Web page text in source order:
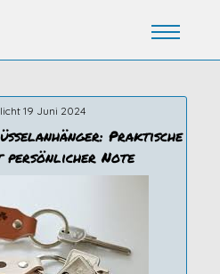
19 Juni 2024
Praktische
Note